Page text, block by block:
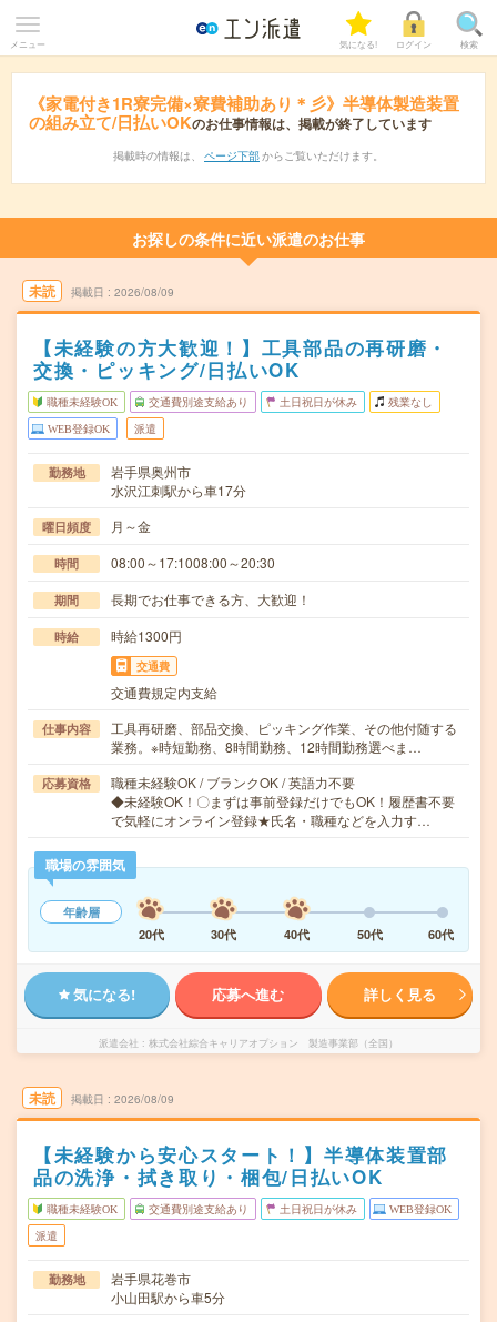
メニュー 気になる! ログイン 検索
《家電付き1R寮完備×寮費補助あり＊彡》半導体製造装置
の組み立て/日払いOKのお仕事情報は、掲載が終了しています
掲載時の情報は、 ページ下部 からご覧いただけます。
お探しの条件に近い派遣のお仕事
未読 掲載日 2026/08/09
【未経験の方大歓迎！】工具部品の再研磨・
交換・ピッキング/日払いOK
職種未経験OK 交通費別途支給あり 土日祝日が休み 残業なし
WEB登録OK 派遣
勤務地
岩手県奥州市
水沢江刺駅から車17分
曜日頻度 月～金
時間 08:00～17:1008:00～20:30
期間 長期でお仕事できる方、大歓迎！
時給 時給1300円
交通費
交通費規定内支給
仕事内容
工具再研磨、部品交換、ピッキング作業、その他付随する
業務。※時短勤務、8時間勤務、12時間勤務選べま…
応募資格
職種未経験OK / ブランクOK / 英語力不要
◆未経験OK！〇まずは事前登録だけでもOK！履歴書不要
で気軽にオンライン登録★氏名・職種などを入力す…
職場の雰囲気
年齢層
20代
30代 40代 50代 60代
気になる! 応募へ進む 詳しく見る
派遣会社 株式会社綜合キャリアオプション 製造事業部（全国）
未読 掲載日 2026/08/09
【未経験から安心スタート！】半導体装置部
品の洗浄・拭き取り・梱包/日払いOK
職種未経験OK 交通費別途支給あり 土日祝日が休み WEB登録OK
派遣
勤務地
岩手県花巻市
小山田駅から車5分